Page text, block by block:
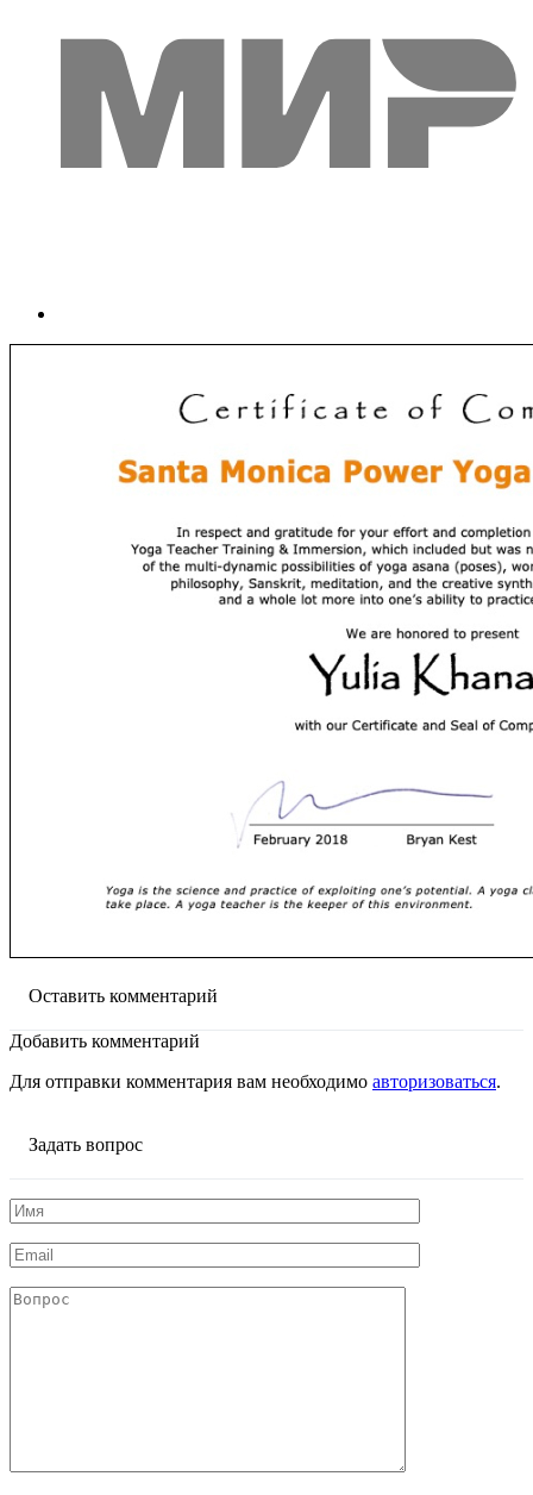
Оставить комментарий
Добавить комментарий
Для отправки комментария вам необходимо авторизоваться.
Задать вопрос